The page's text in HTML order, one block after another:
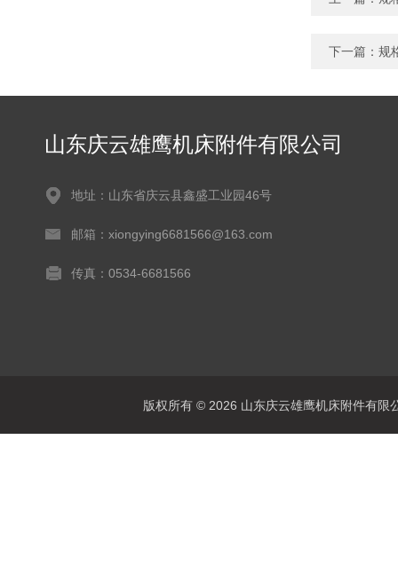
下一篇： 规
山东庆云雄鹰机床附件有限公司
地址：山东省庆云县鑫盛工业园46号
邮箱：xiongying6681566@163.com
传真：0534-6681566
版权所有 © 2026 山东庆云雄鹰机床附件有